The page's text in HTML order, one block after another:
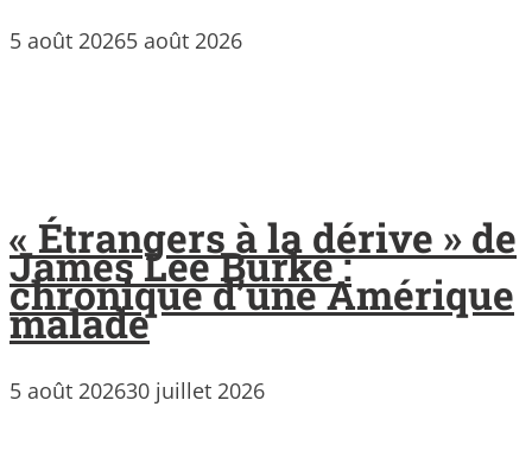
5 août 20265 août 2026
« Étrangers à la dérive » de
James Lee Burke :
chronique d’une Amérique
malade
5 août 202630 juillet 2026